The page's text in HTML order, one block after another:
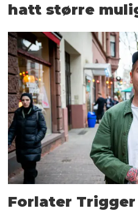
hatt større
Forlater